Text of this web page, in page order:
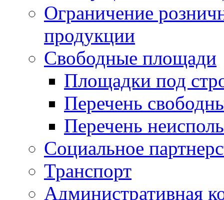
Ограничение
продукции
Свободные площади
Площадки под
Перечень
Перечень
Социальное
Транспорт
Административная